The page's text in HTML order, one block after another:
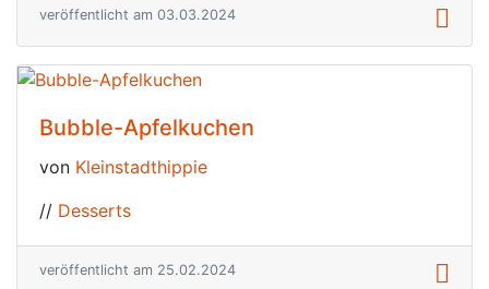
veröffentlicht am 03.03.2024
Bubble-Apfelkuchen
von Kleinstadthippie
// Desserts
veröffentlicht am 25.02.2024